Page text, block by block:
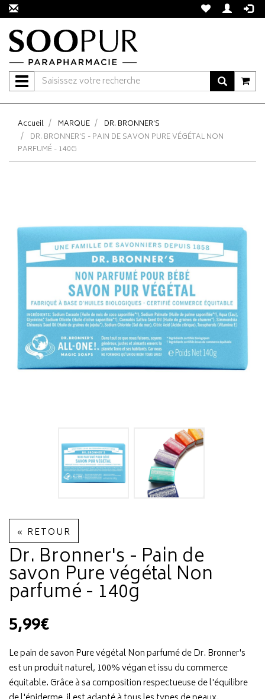
Navigation
Accueil MARQUE
DR. BRONNER'S
DR. BRONNER'S - PAIN DE SAVON PURE VÉGÉTAL NON
PARFUMÉ - 140G
« RETOUR
Dr. Bronner's - Pain de
savon Pure végétal Non
parfumé - 140g
5,99€
Le pain de savon Pure végétal Non parfumé de Dr. Bronner's
est un produit naturel, 100% végan et issu du commerce
équitable. Grâce à sa composition respectueuse de l'équilibre